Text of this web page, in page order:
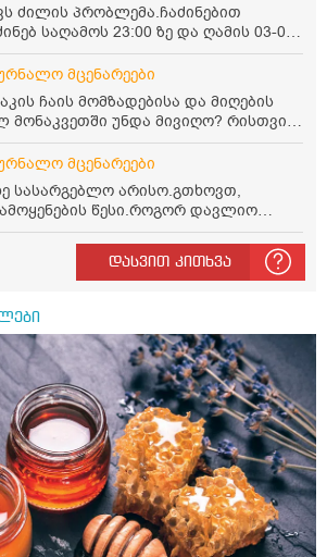
ძილის პრობლემა.ჩაძინებით
საღამოს 23:00 ზე და ღამის 03-00
და მერე ვერ ვიძინებ
საშუალება თუ არის ამ
მცენარეები
ჩაის მომზადებისა და მიღების
მონაკვეთში უნდა მივიღო? რისთვის
უკუჩვენება თუ აქვს
მცენარეები
სასარგებლო არისო.გთხოვთ,
წესი.როგორ დავლიო
მაინტერესებს ლეიკოციტები მაქვს
წავიკითხე ლეიკოციტების დონეს
დასვით კითხვა